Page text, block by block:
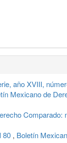
año XVIII,
Mexicano de
80 , Boletín